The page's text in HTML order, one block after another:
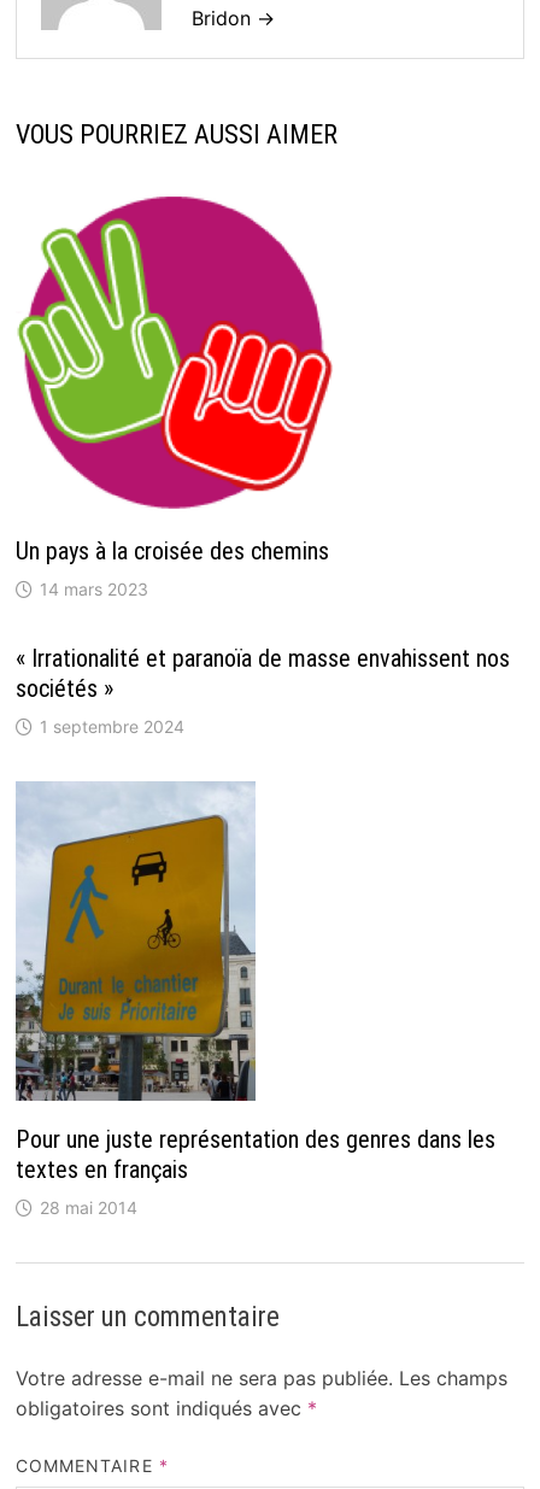
Bridon →
VOUS POURRIEZ AUSSI AIMER
Un pays à la croisée des chemins
14 mars 2023
« Irrationalité et paranoïa de masse envahissent nos
sociétés »
1 septembre 2024
Pour une juste représentation des genres dans les
textes en français
28 mai 2014
Laisser un commentaire
Votre adresse e-mail ne sera pas publiée. Les champs
obligatoires sont indiqués avec *
COMMENTAIRE *